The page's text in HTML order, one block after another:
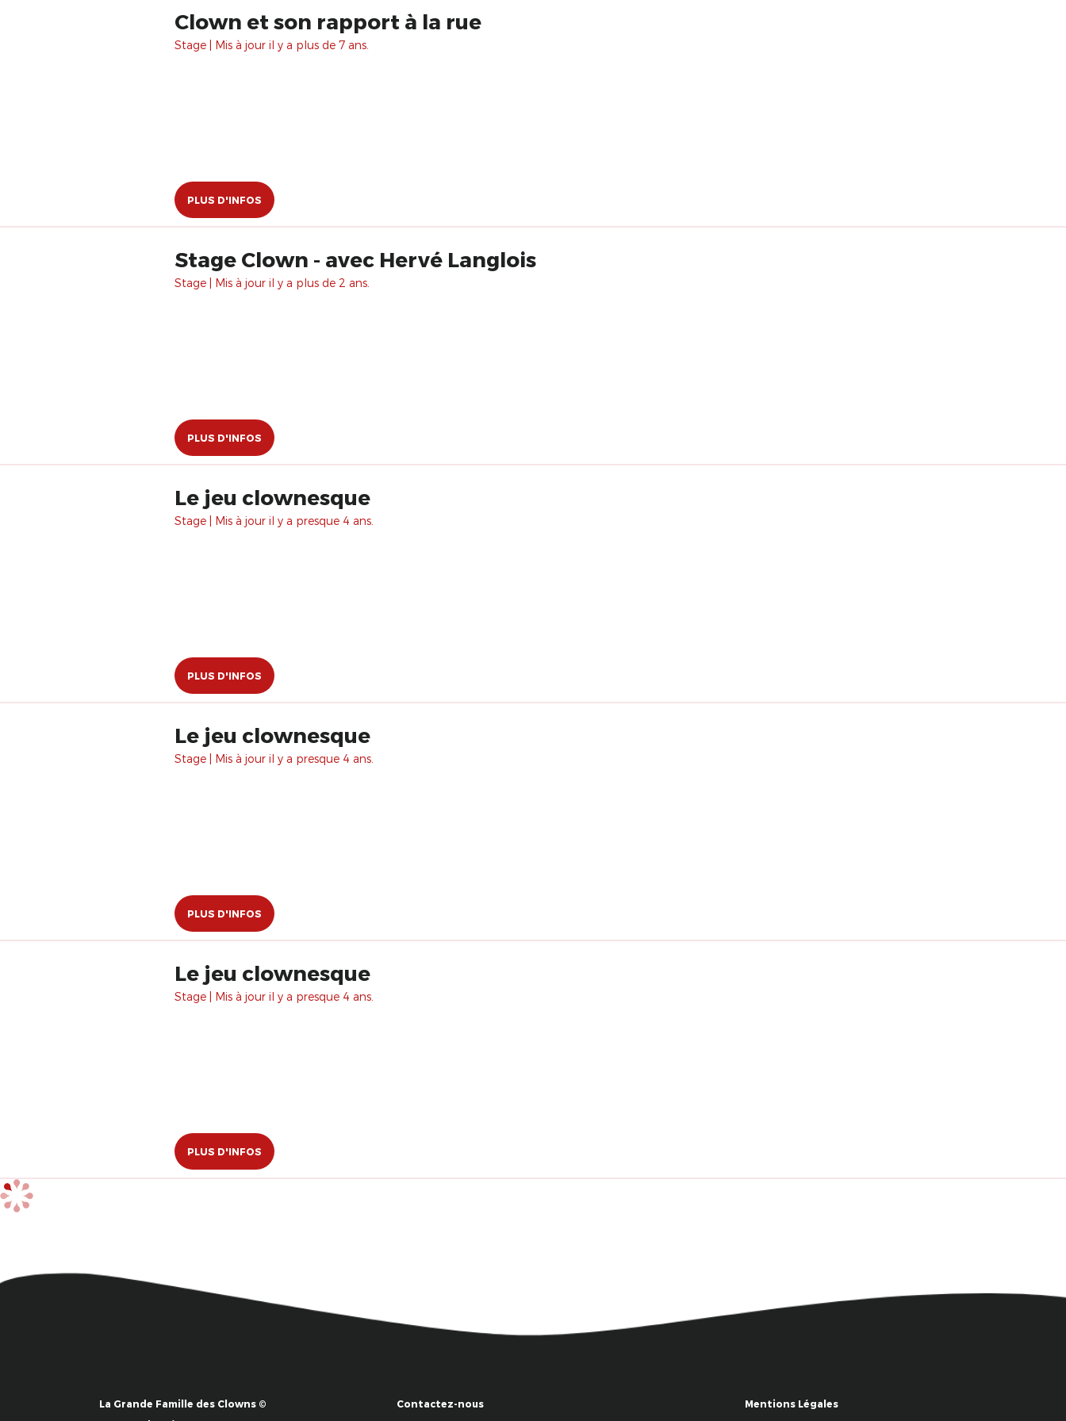
Clown et son rapport à la rue
Stage | Mis à jour il y a plus de 7 ans.
PLUS D'INFOS
Stage Clown - avec Hervé Langlois
Stage | Mis à jour il y a plus de 2 ans.
PLUS D'INFOS
Le jeu clownesque
Stage | Mis à jour il y a presque 4 ans.
PLUS D'INFOS
Le jeu clownesque
Stage | Mis à jour il y a presque 4 ans.
PLUS D'INFOS
Le jeu clownesque
Stage | Mis à jour il y a presque 4 ans.
PLUS D'INFOS
La Grande Famille des Clowns ©
Contactez-nous Mentions Légales